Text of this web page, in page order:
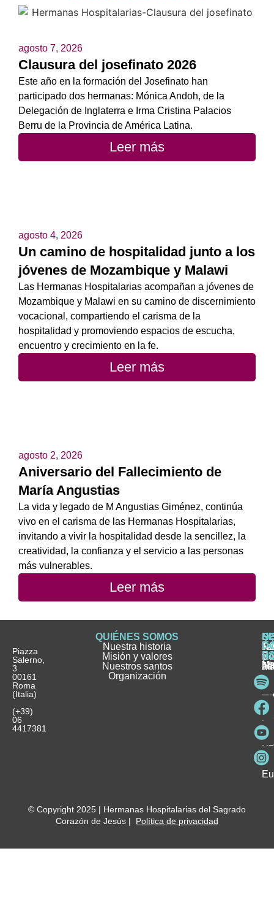
agosto 7, 2026
Clausura del josefinato 2026
Este año en la formación del Josefinato han
participado dos hermanas: Mónica Andoh, de la
Delegación de Inglaterra e Irma Cristina Palacios
Berru de la Provincia de América Latina.
Leer más
agosto 4, 2026
Un camino de hospitalidad junto a los
jóvenes de Mozambique y Malawi
Las Hermanas Hospitalarias acompañan a jóvenes de
Mozambique y Malawi en su camino de discernimiento
vocacional, compartiendo el carisma de la
hospitalidad y promoviendo espacios de escucha,
encuentro y crecimiento en la fe.
Leer más
agosto 2, 2026
Aniversario del Fallecimiento de
María Angustias
La vida y legado de M Angustias Giménez, continúa
vivo en el carisma de las Hermanas Hospitalarias,
invitando a vivir la hospitalidad desde la sencillez, la
creatividad, la confianza y el servicio a las personas
más vulnerables.
Leer más
Piazza
Salerno,
3
00161
Roma
(Italia)
(+39)
06
4417381
QUIÉNES SOMOS
Nuestra historia
Misión y valores
Nuestros santos
Organización
e
y
y
© Copyright 2025 | Hermanas Hospitalarias del Sagrado
Corazón de Jesús | Política de privacidad